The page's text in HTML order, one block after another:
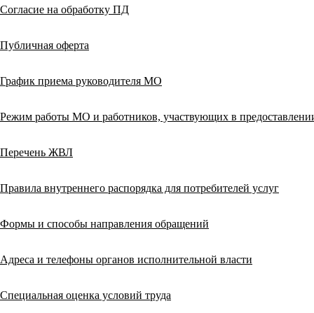
Согласие на обработку ПД
Публичная оферта
График приема руководителя МО
Режим работы МО и работников, участвующих в
Перечень ЖВЛ
Правила внутреннего распорядка для потребителей услуг
Формы и способы направления обращений
Адреса и телефоны органов исполнительной власти
Специальная оценка условий труда